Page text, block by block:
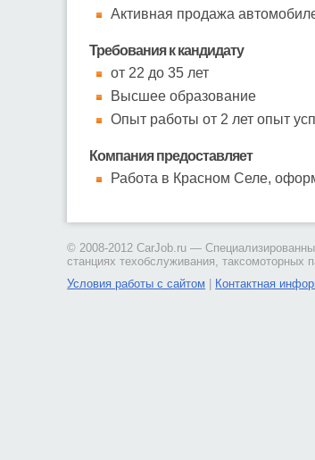
Активная продажа
Требования к кандидату
от 22 до 35 лет
Высшее образование
Опыт работы от 2 лет опыт
Компания предоставляет
Работа в Красном Селе,
© 2008-2012 CarJob.ru —
станциях техобслуживания, таксомоторных
Условия работы с сайтом
Контактная